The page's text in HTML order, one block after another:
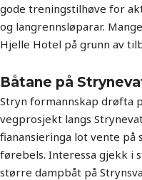
gode treningstilhøve for
og langrennsløparar.
Hjelle Hotel på grunn av
Båtane på
Stryn formannskap drøfta
vegprosjekt langs
fianansieringa lot vente på
førebels. Interessa gjekk i
større dampbåt på